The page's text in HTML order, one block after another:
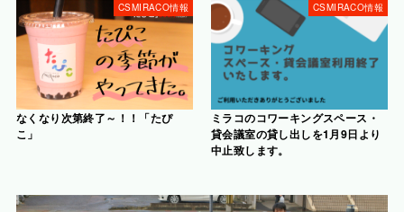
CSMIRACO情報
なくなり次第終了～！！「たぴ
こ」
CSMIRACO情報
ミラコのコワーキングスペース・
貸会議室の貸し出しを1月9日より
中止致します。